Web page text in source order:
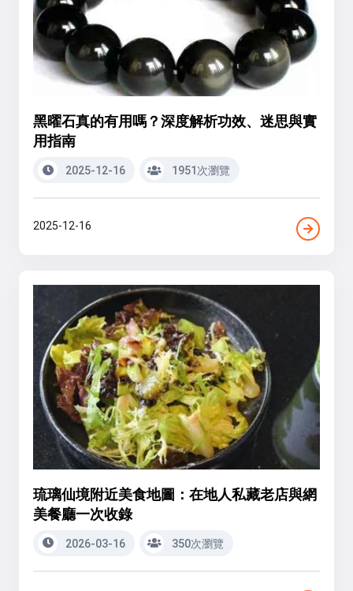
黑曜石真的有用嗎？深度解析功效、迷思與實
用指南
2025-12-16 1951次瀏覽
2025-12-16
琉璃仙境附近美食地圖：在地人私藏老店與網
美餐廳一次收錄
2026-03-16 350次瀏覽